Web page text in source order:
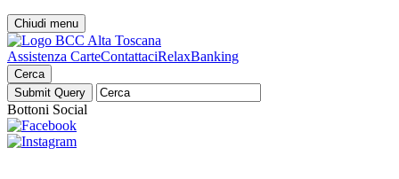
Chiudi menu
Assistenza CarteContattaciRelaxBanking
Cerca
Bottoni Social